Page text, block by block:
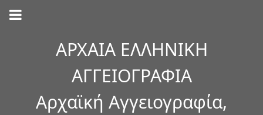
ΑΡΧΑΙΑ ΕΛΛΗΝΙΚΗ
ΑΓΓΕΙΟΓΡΑΦΙΑ
Αρχαϊκή Αγγειογραφία,